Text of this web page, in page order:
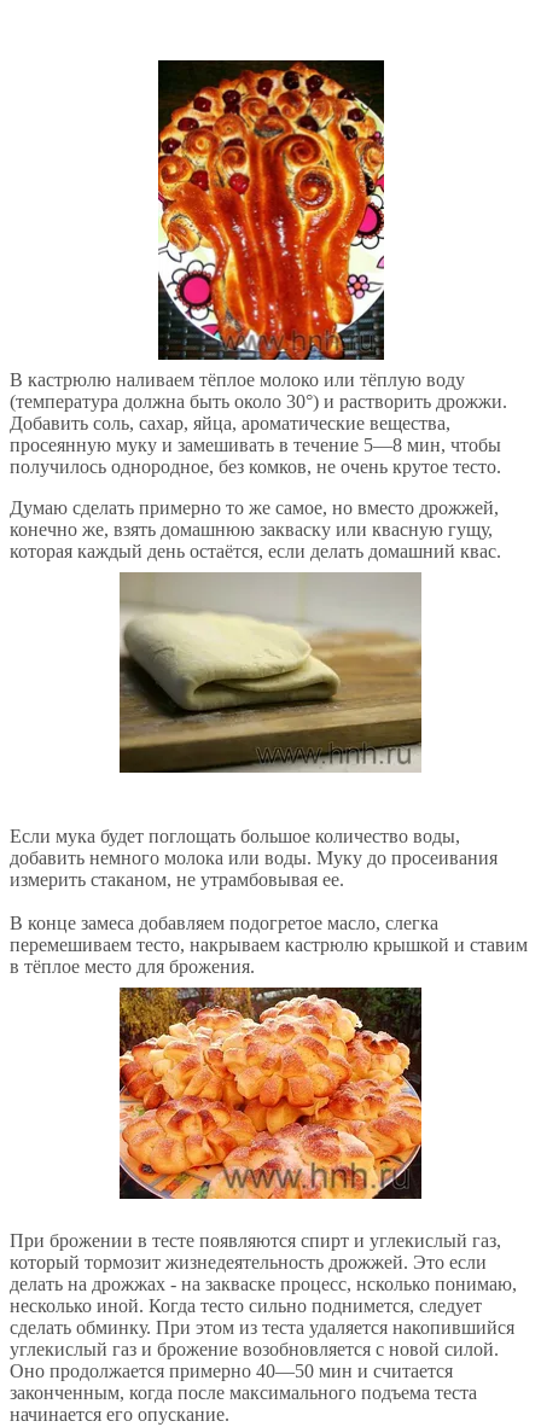
В кастрюлю наливаем тёплое молоко или тёплую воду
(температура должна быть около 30°) и растворить дрожжи.
Добавить соль, сахар, яйца, ароматические вещества,
просеянную муку и замешивать в течение 5—8 мин, чтобы
получилось однородное, без комков, не очень крутое тесто.
Думаю сделать примерно то же самое, но вместо дрожжей,
конечно же, взять домашнюю закваску или квасную гущу,
которая каждый день остаётся, если делать домашний квас.
Если мука будет поглощать большое количество воды,
добавить немного молока или воды. Муку до просеивания
измерить стаканом, не утрамбовывая ее.
В конце замеса добавляем подогретое масло, слегка
перемешиваем тесто, накрываем кастрюлю крышкой и ставим
в тёплое место для брожения.
При брожении в тесте появляются спирт и углекислый газ,
который тормозит жизнедеятельность дрожжей. Это если
делать на дрожжах - на закваске процесс, нсколько понимаю,
несколько иной. Когда тесто сильно поднимется, следует
сделать обминку. При этом из теста удаляется накопившийся
углекислый газ и брожение возобновляется с новой силой.
Оно продолжается примерно 40—50 мин и считается
законченным, когда после максимального подъема теста
начинается его опускание.